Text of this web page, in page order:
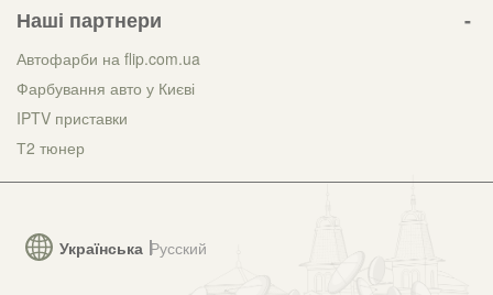
Українська Русский
Наші партнери
Автофарби на flip.com.ua
Фарбування авто у Києві
IPTV приставки
Т2 тюнер